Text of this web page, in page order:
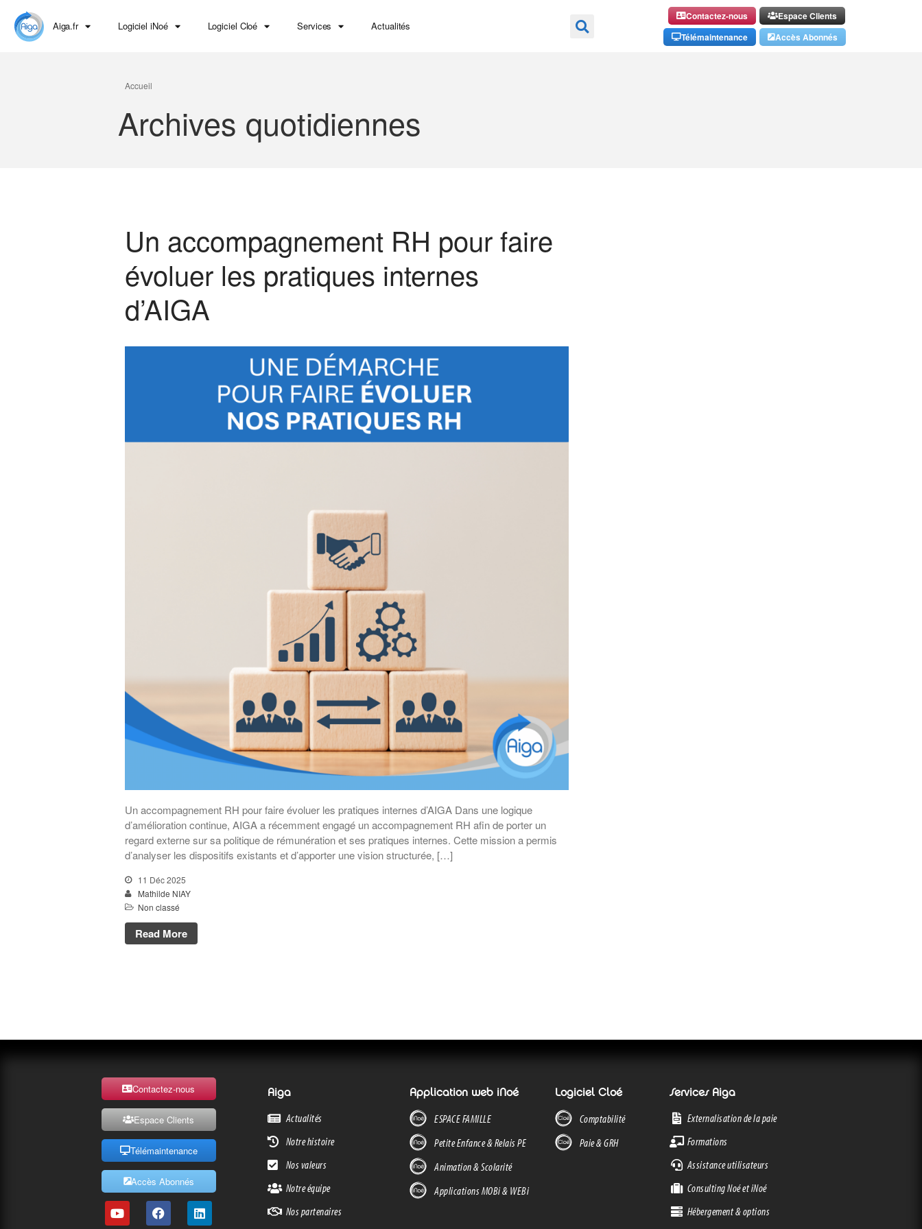
Aiga.fr Logiciel iNoé Logiciel Cloé Services Actualités
Contactez-nous
Télémaintenance
Espace Clients
Accès Abonnés
Accueil
Archives quotidiennes
Un accompagnement RH pour faire
évoluer les pratiques internes
d’AIGA​
Un accompagnement RH pour faire évoluer les pratiques internes d’AIGA Dans une logique
d’amélioration continue, AIGA a récemment engagé un accompagnement RH afin de porter un
regard externe sur sa politique de rémunération et ses pratiques internes. Cette mission a permis
d’analyser les dispositifs existants et d’apporter une vision structurée, […]
11 Déc 2025
Mathilde NIAY
Non classé
Read More
Contactez-nous
Espace Clients
Télémaintenance
Accès Abonnés
Aiga
Actualités
Notre histoire
Nos valeurs
Notre équipe
Nos partenaires
Application web iNoé
ESPACE FAMILLE
Petite Enfance & Relais PE
Animation & Scolarité
Applications MOBi & WEBi
Logiciel Cloé
Comptabilité
Paie & GRH
Services Aiga
Externalisation de la paie
Formations
Assistance utilisateurs
Consulting Noé et iNoé
Hébergement & options